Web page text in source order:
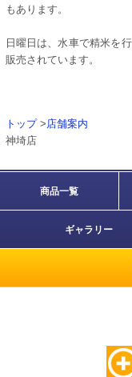
もあります。
日曜日は、水車で精米を
販売されています。
トップ> 店舗案内
神埼店
商品一覧
ギャラリー